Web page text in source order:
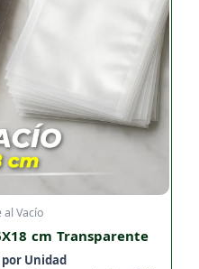
Vacío
cm Transparente
por Unidad